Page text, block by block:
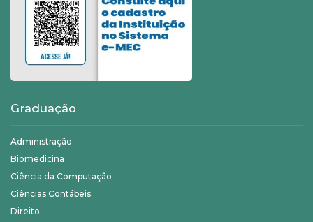
Graduação
Administração
Biomedicina
Ciência da Computação
Ciências Contábeis
Direito